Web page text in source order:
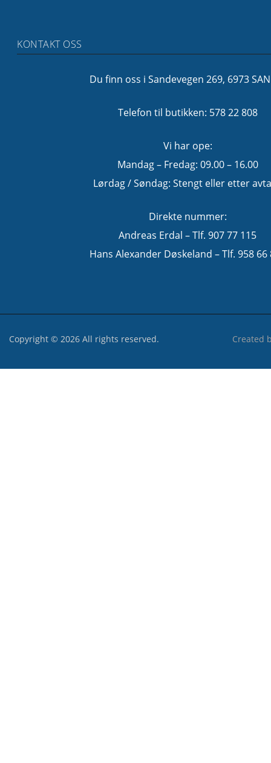
KONTAKT OSS
Du finn oss i Sandevegen 269, 6973
Telefon til butikken: 578 22 808
Vi har ope:
Mandag – Fredag: 09.00 – 16.00
Lørdag / Søndag: Stengt eller etter
Direkte nummer:
Andreas Erdal – Tlf. 907 77 115
Hans Alexander Døskeland – Tlf. 958 66
Copyright © 2026 All rights reserved. Created